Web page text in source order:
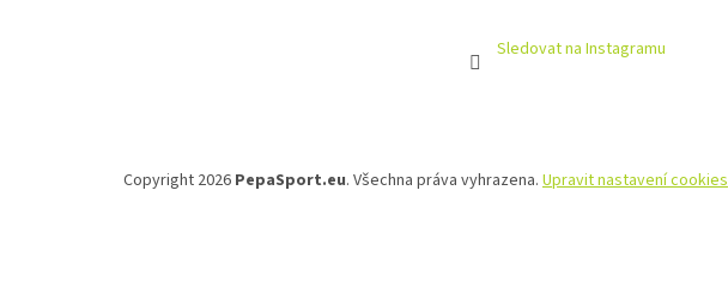
Sledovat na Instagramu
Copyright 2026 PepaSport.eu. Všechna práva vyhrazena. Upravit nastavení cookies